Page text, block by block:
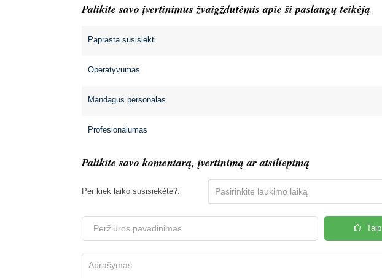
Palikite savo įvertinimus žvaigždutėmis apie ši paslaugų teikėją
Paprasta susisiekti
Operatyvumas
Mandagus personalas
Profesionalumas
Palikite savo komentarą, įvertinimą ar atsiliepimą
Per kiek laiko susisiekėte?:
Taip